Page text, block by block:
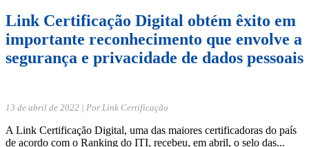
Link Certificação Digital obtém êxito em
importante reconhecimento que envolve a
segurança e privacidade de dados pessoais
13 de abril de 2022 | Por Link Certificação
A Link Certificação Digital, uma das maiores certificadoras do país
de acordo com o Ranking do ITI, recebeu, em abril, o selo das...